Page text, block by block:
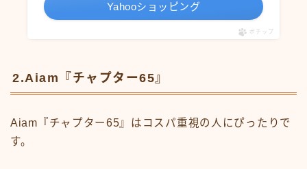
Yahooショッピング
ポチップ
2.Aiam『チャプター65』
Aiam『チャプター65』はコスパ重視の人にぴったりで
す。